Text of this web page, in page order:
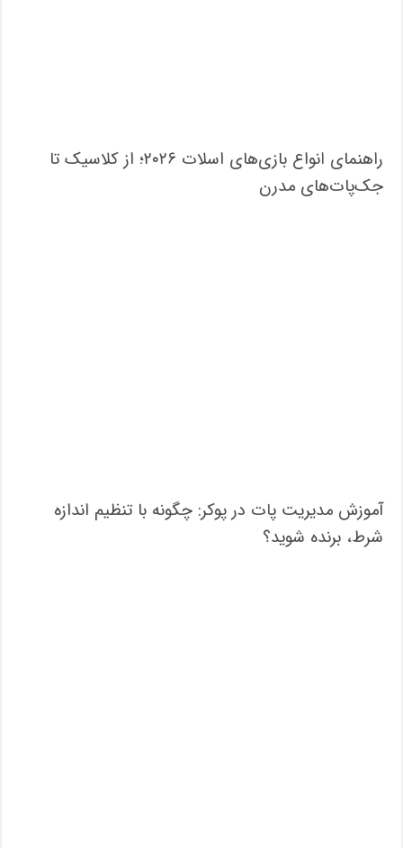
راهنمای انواع بازی‌های اسلات ۲۰۲۶؛ از کلاسیک تا
جک‌پات‌های مدرن
آموزش مدیریت پات در پوکر: چگونه با تنظیم اندازه
شرط، برنده شوید؟